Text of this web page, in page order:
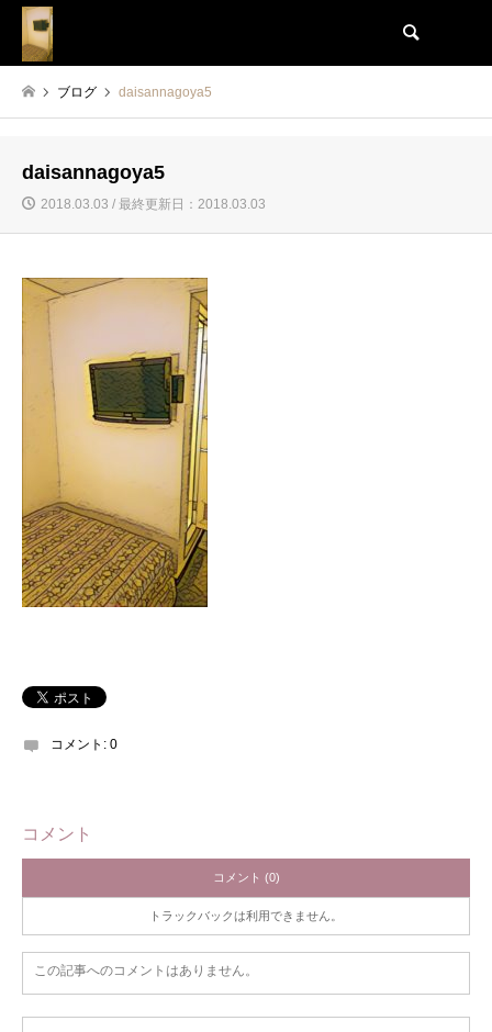
ブログ daisannagoya5
daisannagoya5
2018.03.03 / 最終更新日：2018.03.03
コメント: 0
コメント
コメント (0)
トラックバックは利用できません。
この記事へのコメントはありません。